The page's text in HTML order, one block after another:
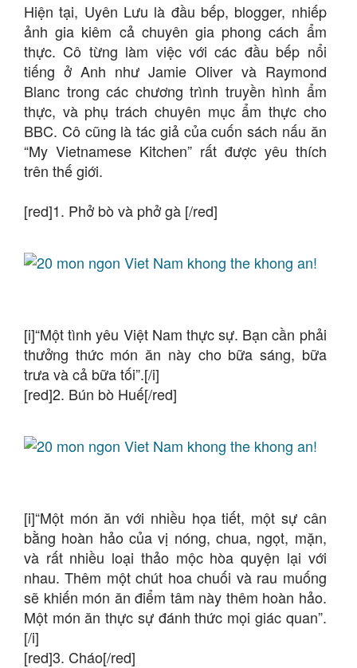
Hiện tại, Uyên Lưu là đầu bếp, blogger, nhiếp
ảnh gia kiêm cả chuyên gia phong cách ẩm
thực. Cô từng làm việc với các đầu bếp nổi
tiếng ở Anh như Jamie Oliver và Raymond
Blanc trong các chương trình truyền hình ẩm
thực, và phụ trách chuyên mục ẩm thực cho
BBC. Cô cũng là tác giả của cuốn sách nấu ăn
“My Vietnamese Kitchen” rất được yêu thích
trên thế giới.
[red]1. Phở bò và phở gà [/red]
[i]“Một tình yêu Việt Nam thực sự. Bạn cần phải
thưởng thức món ăn này cho bữa sáng, bữa
trưa và cả bữa tối”.[/i]
[red]2. Bún bò Huế[/red]
[i]“Một món ăn với nhiều họa tiết, một sự cân
bằng hoàn hảo của vị nóng, chua, ngọt, mặn,
và rất nhiều loại thảo mộc hòa quyện lại với
nhau. Thêm một chút hoa chuối và rau muống
sẽ khiến món ăn điểm tâm này thêm hoàn hảo.
Một món ăn thực sự đánh thức mọi giác quan”.
[/i]
[red]3. Cháo[/red]